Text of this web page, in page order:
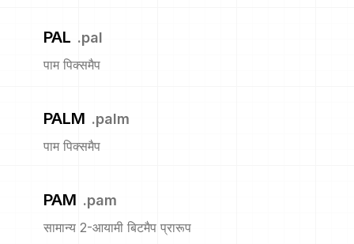
PAL .pal
पाम पिक्समैप
PALM .palm
पाम पिक्समैप
PAM .pam
सामान्य 2-आयामी बिटमैप प्रारूप